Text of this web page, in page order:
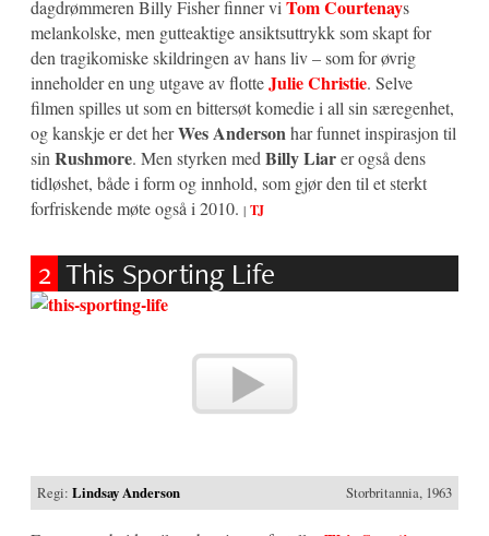
dagdrømmeren Billy Fisher finner vi Tom Courtenays
melankolske, men gutteaktige ansiktsuttrykk som skapt for
den tragikomiske skildringen av hans liv – som for øvrig
inneholder en ung utgave av flotteJulie Christie. Selve
filmen spilles ut som en bittersøt komedie i all sin særegenhet,
og kanskje er det herWes Andersonhar funnet inspirasjon til
sin Rushmore. Men styrken med Billy Liarer også dens
tidløshet, både i form og innhold, som gjør den til et sterkt
forfriskende møte også i 2010. | TJ
2 This Sporting Life
Regi:Lindsay Anderson Storbritannia, 1963